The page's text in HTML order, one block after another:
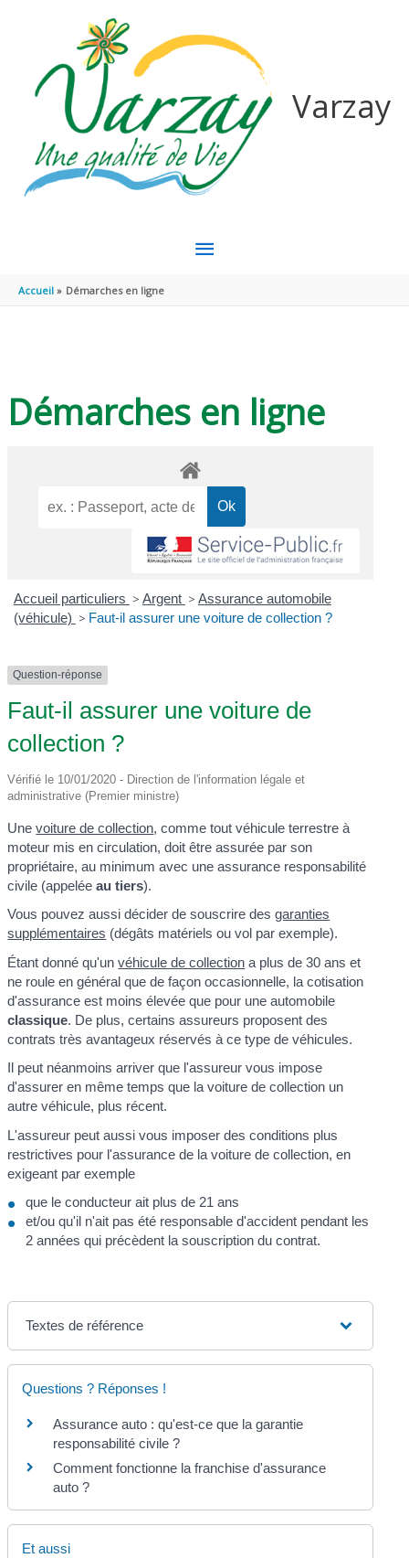
Varzay
MENU
Accueil Démarches en ligne
Démarches en ligne
Accueil particuliers > Argent > Assurance automobile
(véhicule) > Faut-il assurer une voiture de collection ?
Question-réponse
Faut-il assurer une voiture de
collection ?
Vérifié le 10/01/2020 - Direction de l'information légale et
administrative (Premier ministre)
Unevoiture de collection, comme tout véhicule terrestre à
moteur mis en circulation, doit être assurée par son
propriétaire, au minimum avec une assurance responsabilité
civile (appeléeau tiers).
Vous pouvez aussi décider de souscrire desgaranties
supplémentaires (dégâts matériels ou vol par exemple).
Étant donné qu'unvéhicule de collection a plus de 30 ans et
ne roule en général que de façon occasionnelle, la cotisation
d'assurance est moins élevée que pour une automobile
classique. De plus, certains assureurs proposent des
contrats très avantageux réservés à ce type de véhicules.
Il peut néanmoins arriver que l'assureur vous impose
d'assurer en même temps que la voiture de collection un
autre véhicule, plus récent.
L'assureur peut aussi vous imposer des conditions plus
restrictives pour l'assurance de la voiture de collection, en
exigeant par exemple
que le conducteur ait plus de 21 ans
et/ou qu'il n'ait pas été responsable d'accident pendant les
2 années qui précèdent la souscription du contrat.
Textes de référence
Questions ? Réponses !
Assurance auto : qu'est-ce que la garantie
responsabilité civile ?
Comment fonctionne la franchise d'assurance
auto ?
Et aussi